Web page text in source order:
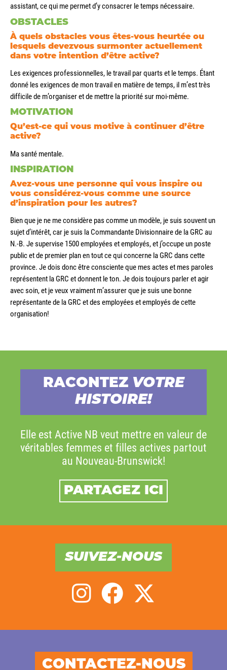
assistant, ce qui me permet d’y consacrer le temps nécessaire.
OBSTACLES
À quels obstacles vous êtes-vous heurtée ou
lesquels devezvous surmonter actuellement
dans votre intention d’être active?
Les exigences professionnelles, le travail par quarts et le temps. Étant
donné les exigences de mon travail en matière de temps, il m’est très
difficile de m’organiser et de mettre la priorité sur moi-même.
MOTIVATION
Qu’est-ce qui vous motive à continuer d’être
active?
Ma santé mentale.
INSPIRATION
Avez-vous une personne qui vous inspire ou
vous considérez-vous comme une source
d’inspiration pour les autres?
Bien que je ne me considère pas comme un modèle, je suis souvent un
sujet d’intérêt, car je suis la Commandante Divisionnaire de la GRC au
N.-B. Je supervise 1500 employées et employés, et j’occupe un poste
public et de premier plan en tout ce qui concerne la GRC dans cette
province. Je dois donc être consciente que mes actes et mes paroles
représentent la GRC et donnent le ton. Je dois toujours parler et agir
avec soin, et je veux vraiment m’assurer que je suis une bonne
représentante de la GRC et des employées et employés de cette
organisation!
RACONTEZ VOTRE
HISTOIRE!
Elle est Active NB veut mettre en valeur de
véritables femmes et filles actives partout
au Nouveau-Brunswick!
PARTAGEZ ICI
SUIVEZ-NOUS
CONTACTEZ-NOUS